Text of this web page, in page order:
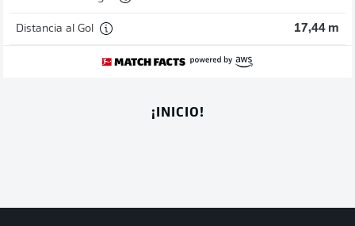
Distancia al Gol 17,44 m
¡INICIO!